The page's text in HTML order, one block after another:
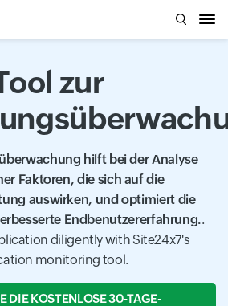
zur
hilft bei der Analyse
Faktoren, die sich auf die
auswirken, und optimiert die
Endbenutzererfahrung..
diligently with Site24x7's
monitoring tool.
DIE KOSTENLOSE 30-TAGE-